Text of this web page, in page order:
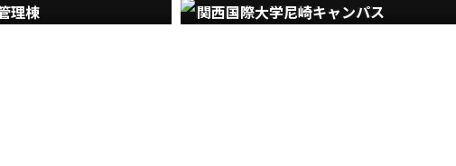
理棟 関西国際大学尼崎キャンパス